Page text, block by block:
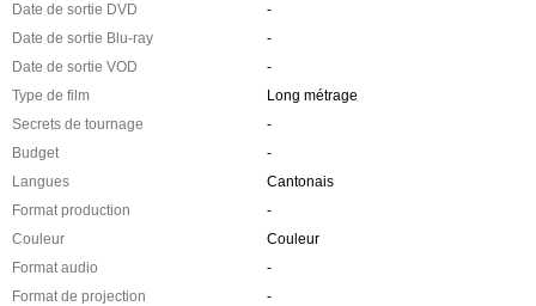
Date de sortie DVD
-
Date de sortie Blu-ray
-
Date de sortie VOD
-
Type de film
Long métrage
Secrets de tournage
-
Budget
-
Langues
Cantonais
Format production
-
Couleur
Couleur
Format audio
-
Format de projection
-